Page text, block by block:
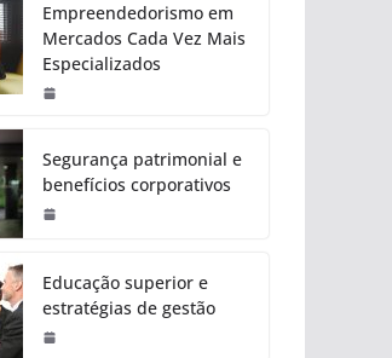
Empreendedorismo em
Mercados Cada Vez Mais
Especializados
Segurança patrimonial e
benefícios corporativos
Educação superior e
estratégias de gestão